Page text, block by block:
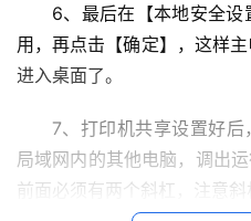
维
运
维
6、最后在【本地安全
用，再点击【确定】，这样
进入桌面了。
7、打印机共享设置好
局域网内的其他电脑，调出
前面必须有两个斜杠，注意斜